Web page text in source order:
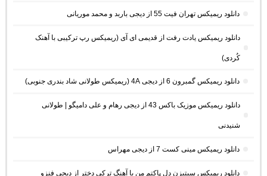
دانلود ریمیکس تهران فیت 55 از دیجی باربد و محمد موریانی
دانلود ریمیکس یادت رفت از قدیمی ای آی (ریمیکس رپ ترکیبی با آهنک
کُردی)
دانلود ریمیکس گمبرون 6 از دیجی 4A (ریمیکس طولانی شاد بندری جنوبی)
دانلود ریمیکس موزیک باکس 43 از دیجی رهام و علی دامیگو | طولانی
شنیدنی
دانلود ریمیکس مینی کست 7 از دیجی مهراس
دانلود ریمیکس سیتیزن دل پاکتم من با آهنگ ترکی دختر از دیجی فنزو